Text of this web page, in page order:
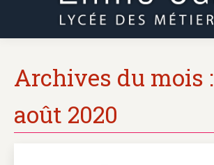
Archives du mois :
août 2020